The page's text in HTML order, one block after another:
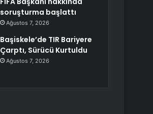
soruşturma başlattı
Ağustos 7, 2026
Başiskele’de TIR Bariyere
Çarptı, Sürücü Kurtuldu
Ağustos 7, 2026